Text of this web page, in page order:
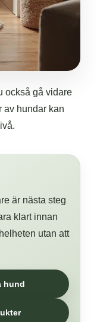
också gå vidare
av hundar kan
är nästa steg
klart innan
utan att
hund